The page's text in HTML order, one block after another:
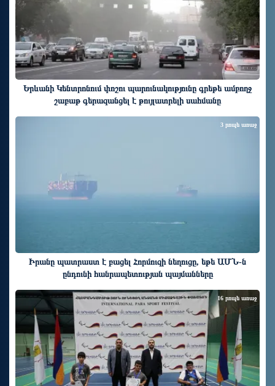
Երևանի Կենտրոնում փոշու պարունակությունը գրեթե ամբողջ
շաբաթ գերազանցել է թույլատրելի սահմանը
Իրանը պատրաստ է բացել Հորմուզի նեղուցը, եթե ԱՄՆ-ն
ընդունի հանրապետության պայմանները
3 րոպե առաջ
16 րոպե առաջ